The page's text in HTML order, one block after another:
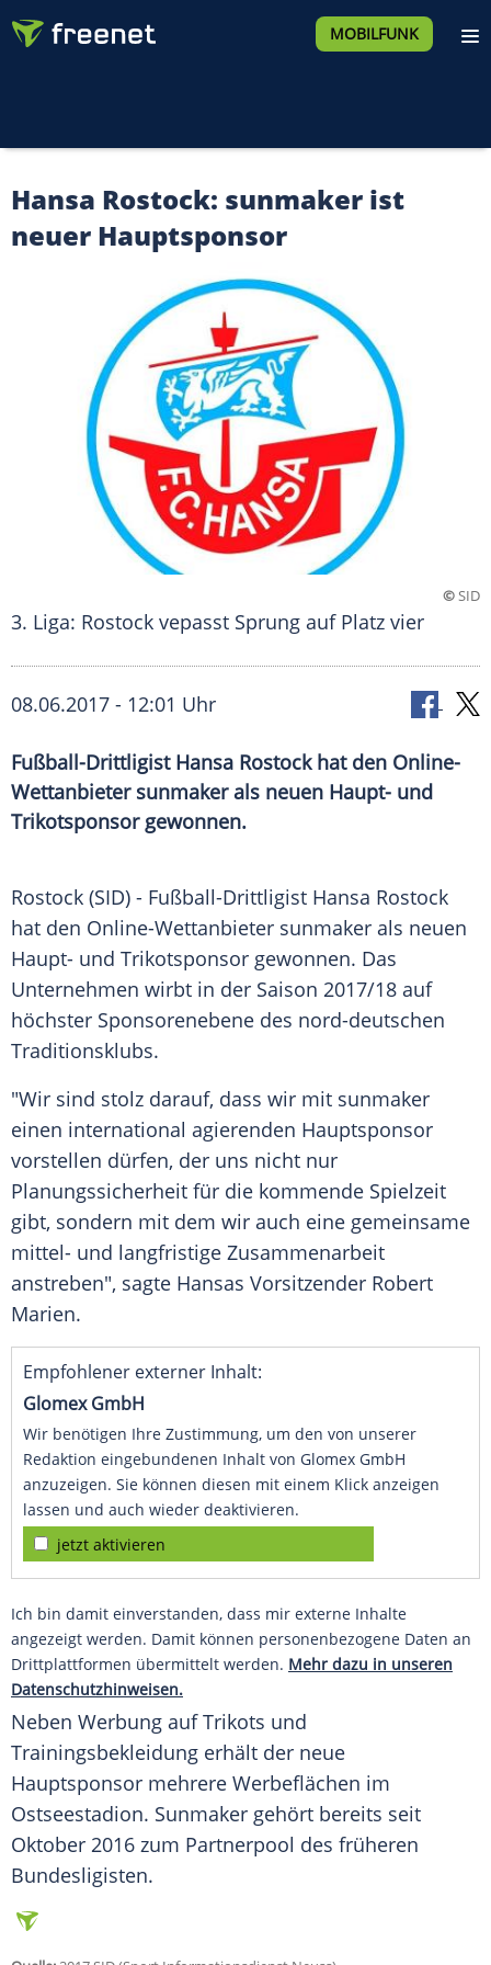
MOBILFUNK
Hansa Rostock: sunmaker ist
neuer Hauptsponsor
©SID
3. Liga: Rostock vepasst Sprung auf Platz vier
08.06.2017 - 12:01 Uhr
Fußball-Drittligist Hansa Rostock hat den Online-
Wettanbieter sunmaker als neuen Haupt- und
Trikotsponsor gewonnen.
Rostock (SID) - Fußball-Drittligist Hansa Rostock
hat den Online-Wettanbieter sunmaker als neuen
Haupt- und Trikotsponsor gewonnen. Das
Unternehmen wirbt in der Saison 2017/18 auf
höchster Sponsorenebene des nord-deutschen
Traditionsklubs.
"Wir sind stolz darauf, dass wir mit sunmaker
einen international agierenden Hauptsponsor
vorstellen dürfen, der uns nicht nur
Planungssicherheit für die kommende Spielzeit
gibt, sondern mit dem wir auch eine gemeinsame
mittel- und langfristige Zusammenarbeit
anstreben", sagte Hansas Vorsitzender Robert
Marien.
Empfohlener externer Inhalt:
Glomex GmbH
Wir benötigen Ihre Zustimmung, um den von unserer
Redaktion eingebundenen Inhalt von Glomex GmbH
anzuzeigen. Sie können diesen mit einem Klick anzeigen
lassen und auch wieder deaktivieren.
jetzt aktivieren
Ich bin damit einverstanden, dass mir externe Inhalte
angezeigt werden. Damit können personenbezogene Daten an
Drittplattformen übermittelt werden. Mehr dazu in unseren
Datenschutzhinweisen.
Neben Werbung auf Trikots und
Trainingsbekleidung erhält der neue
Hauptsponsor mehrere Werbeflächen im
Ostseestadion. Sunmaker gehört bereits seit
Oktober 2016 zum Partnerpool des früheren
Bundesligisten.